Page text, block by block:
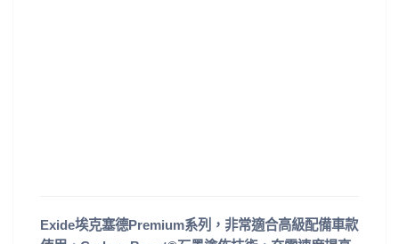
Exide埃克塞德Premium系列，非常適合高級配備車款